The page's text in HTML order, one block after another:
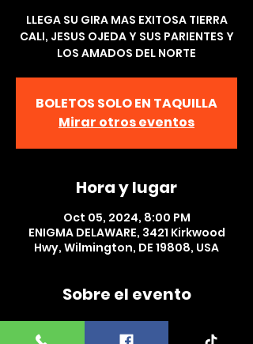
LLEGA SU GIRA MAS EXITOSA TIERRA
CALI, JESUS OJEDA Y SUS PARIENTES Y
LOS AMADOS DEL NORTE
BOLETOS SOLO EN TAQUILLA
Mirar otros eventos
Hora y lugar
Oct 05, 2024, 8:00 PM
ENIGMA DELAWARE, 3421 Kirkwood
Hwy, Wilmington, DE 19808, USA
Sobre el evento
LLEGA SU GIRA MAS EXITOSA TIERRA